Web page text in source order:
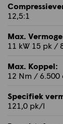
12,5:1
Max.
11 kW 15 pk /
Max. Koppel:
12 Nm / 6.500
Specifiek
121,0 pk/l